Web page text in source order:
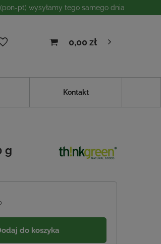
pt) wysyłamy tego samego dnia
0,00 zł
Kontakt
g
do koszyka